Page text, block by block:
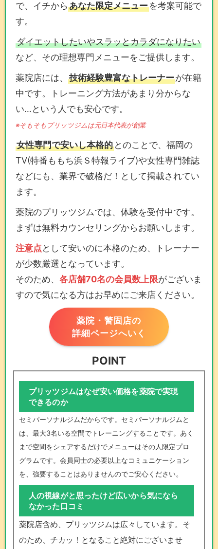
で、イチから あなた限定メニューを考案可能で
す。
ダイエットしたいやスラッとカラダになりたい
など、その理想専門メニューをご提供します。
薬院店には、 技術経験豊富なトレーナーが在籍
中です。トレーニング方法があまり分からな
い…という人でも安心です。
※そもそもプリッツジムは元日本代表が創業
女性専門で安いし本格的とのことで、福岡の
TV(特番ももち浜Ｓ特報ライブ)や女性専門雑誌
などにも、業界で破格だ！として掲載されてい
ます。
薬院のプリッツジムでは、体験を受付中です。
まずは無料カウンセリングからお願いします。
注意点として安いのに本格のため、トレーナー
が少数厳選となっています。
そのため、 各店舗70名の会員数上限がございま
すので気になる方はお早めにご来店ください。
薬院・警固店の
詳細ページへいく
POINT
プリッツジムはなぜ安い価格を薬院で実現
できるのか
セミパーソナルジムだからです。セミパーソナルジムと
は、最大3名いる空間でトレーニングすることです。あく
まで空間をシェアするだけでメニューはその人限定プロ
グラムです。会員同士の必要以上なコミュニケーション
を、強要することはありませんのでご安心ください。
人の視線がと思ったけど広いから気になら
なかった口コミ
薬院店含め、プリッツジムは広々しています。そ
のため、チカッ！となること絶対にございませ